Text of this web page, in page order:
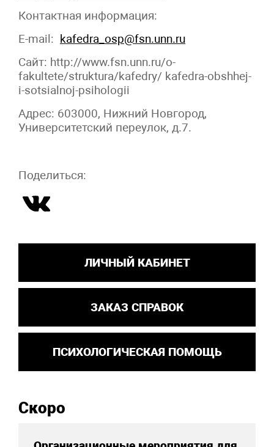
Контактная информация:
E-mail: kafedra_osp@fsn.unn.ru
Сайт: http://www.fsn.unn.ru/o-
fakultete/struktura/kafedry/ kafedra-obshhej-
i-sotsialnoj-psihologii
Адрес: 603000, Нижний Новгород,
Университетский переулок, д.7.
Поделиться:
ЛИЧНЫЙ КАБИНЕТ
ЗАКАЗ СПРАВОК
ПСИХОЛОГИЧЕСКАЯ ПОМОЩЬ
Скоро